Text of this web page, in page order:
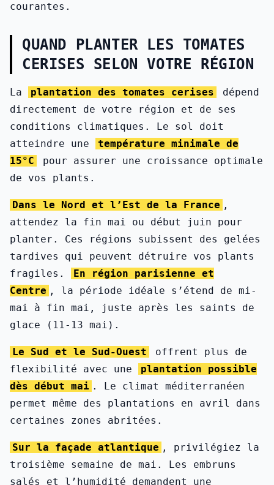
courantes.
QUAND PLANTER LES TOMATES
CERISES SELON VOTRE RÉGION
La plantation des tomates cerises
dépend
directement de votre région et de ses
conditions climatiques. Le sol doit
atteindre une
température minimale de
15°C
pour assurer une croissance optimale
de vos plants.
Dans le Nord et l’Est de la France ,
attendez la fin mai ou début juin pour
planter. Ces régions subissent des gelées
tardives qui peuvent détruire vos plants
fragiles.
En région parisienne et
Centre , la période idéale s’étend de mi-
mai à fin mai, juste après les saints de
glace (11-13 mai).
Le Sud et le Sud-Ouest
offrent plus de
flexibilité avec une
plantation possible
dès début mai . Le climat méditerranéen
permet même des plantations en avril dans
certaines zones abritées.
Sur la façade atlantique , privilégiez la
troisième semaine de mai. Les embruns
salés et l’humidité demandent une